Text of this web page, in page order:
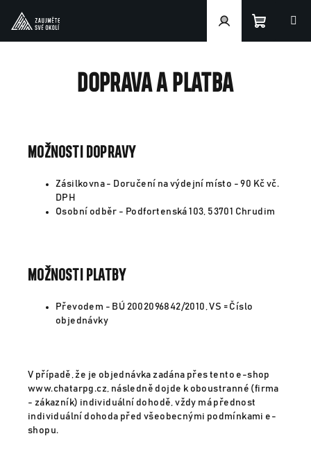
PřihlášeníNákupní
Doprava a platba
Možnosti dopravy
Zásilkovna - Doručení na výdejní místo - 90 Kč vč.
DPH
Osobní odběr - Podfortenská 103, 53701 Chrudim
Možnosti platby
Převodem - BÚ 2002096842/2010, VS = Číslo
objednávky
V případě, že je objednávka zadána přes tento e-shop
www.chatarpg.cz, následně dojde k oboustranné (firma
- zákazník) individuální dohodě, vždy má přednost
individuální dohoda před všeobecnými podmínkami e-
shopu.